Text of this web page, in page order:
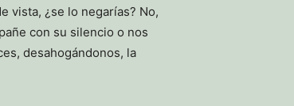
vista, ¿se lo negarías? No,
con su silencio o nos
desahogándonos, la